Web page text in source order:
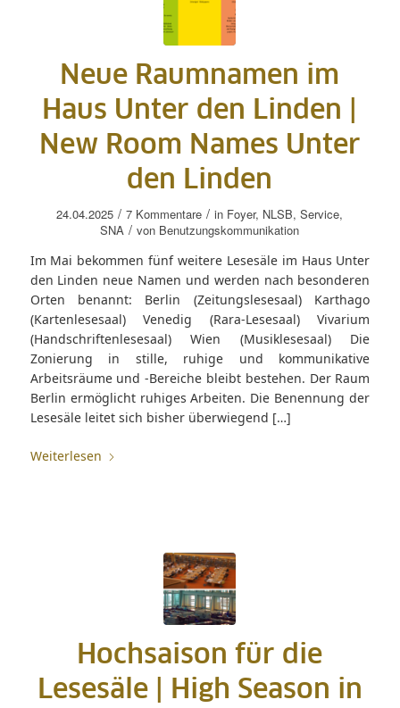
Neue Raumnamen im
Haus Unter den Linden |
New Room Names Unter
den Linden
24.04.2025 / 7 Kommentare / in Foyer, NLSB,Service,
SNA / von Benutzungskommunikation
Im Mai bekommen fünf weitere Lesesäle im Haus Unter
den Linden neue Namen und werden nach besonderen
Orten benannt: Berlin (Zeitungslesesaal) Karthago
(Kartenlesesaal) Venedig (Rara-Lesesaal) Vivarium
(Handschriftenlesesaal) Wien (Musiklesesaal) Die
Zonierung in stille, ruhige und kommunikative
Arbeitsräume und -Bereiche bleibt bestehen. Der Raum
Berlin ermöglicht ruhiges Arbeiten. Die Benennung der
Lesesäle leitet sich bisher überwiegend […]
Weiterlesen
Hochsaison für die
Lesesäle |
High Season in